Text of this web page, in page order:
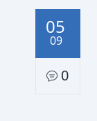
05
09
0